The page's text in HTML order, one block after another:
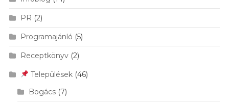
PR (2)
Programajánló (5)
Receptkönyv(2)
Települések(46)
Bogács(7)